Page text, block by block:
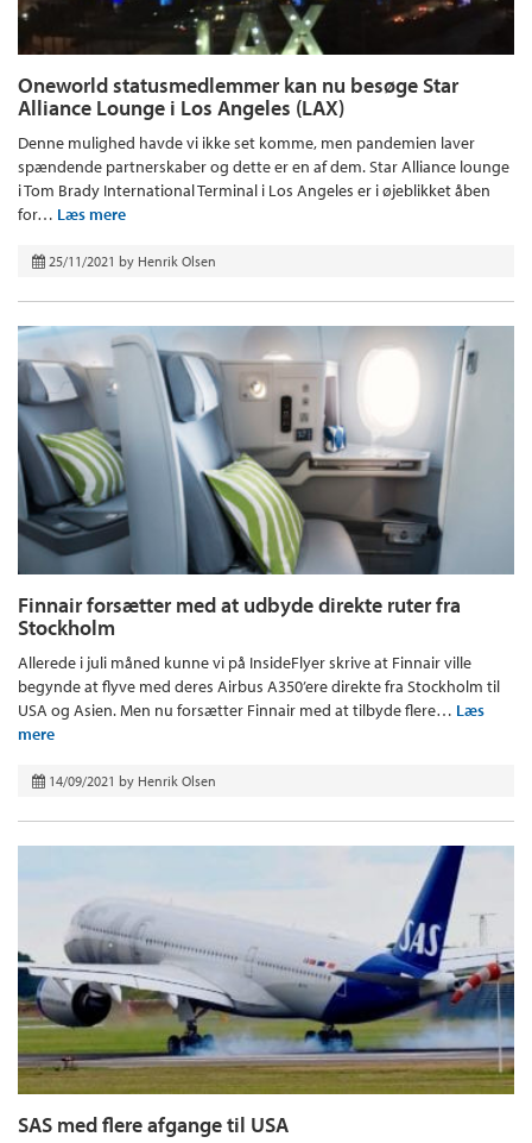
Oneworld statusmedlemmer kan nu besøge Star
Alliance Lounge i Los Angeles (LAX)
Denne mulighed havde vi ikke set komme, men pandemien laver
spændende partnerskaber og dette er en af dem. Star Alliance lounge
i Tom Brady International Terminal i Los Angeles er i øjeblikket åben
for… Læs mere
25/11/2021 by Henrik Olsen
Finnair forsætter med at udbyde direkte ruter fra
Stockholm
Allerede i juli måned kunne vi på InsideFlyer skrive at Finnair ville
begynde at flyve med deres Airbus A350’ere direkte fra Stockholm til
USA og Asien. Men nu forsætter Finnair med at tilbyde flere… Læs
mere
14/09/2021 by Henrik Olsen
SAS med flere afgange til USA